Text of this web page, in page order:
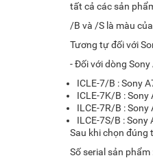
tất cả các sản
/B và /S là màu
Tương tự đối với
- Đối với dòng
ICLE-7/B : Sony
ICLE-7K/B :
ILCE-7R/B : Sony
ILCE-7S/B : Sony
Sau khi chọn đúng
Số serial sản